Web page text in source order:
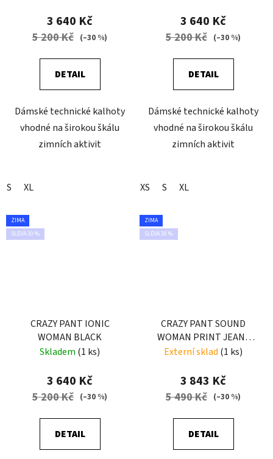
3 640 Kč
5 200 Kč (–30 %)
DETAIL
Dámské technické kalhoty
vhodné na širokou škálu
zimních aktivit
S XL
3 640 Kč
5 200 Kč (–30 %)
DETAIL
Dámské technické kalhoty
vhodné na širokou škálu
zimních aktivit
XS S XL
ZIMA
SLEVA 30 %
CRAZY PANT IONIC
WOMAN BLACK
Skladem (1 ks)
3 640 Kč
5 200 Kč (–30 %)
DETAIL
ZIMA
SLEVA 30 %
CRAZY PANT SOUND
WOMAN PRINT JEANS
BLACK
Externí sklad (1 ks)
3 843 Kč
5 490 Kč (–30 %)
DETAIL